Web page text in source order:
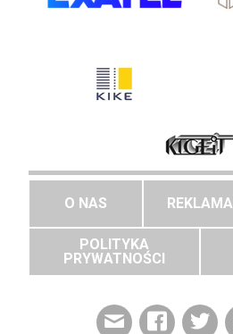
O NAS REKLAMA
POLITYKA
PRYWATNOŚCI